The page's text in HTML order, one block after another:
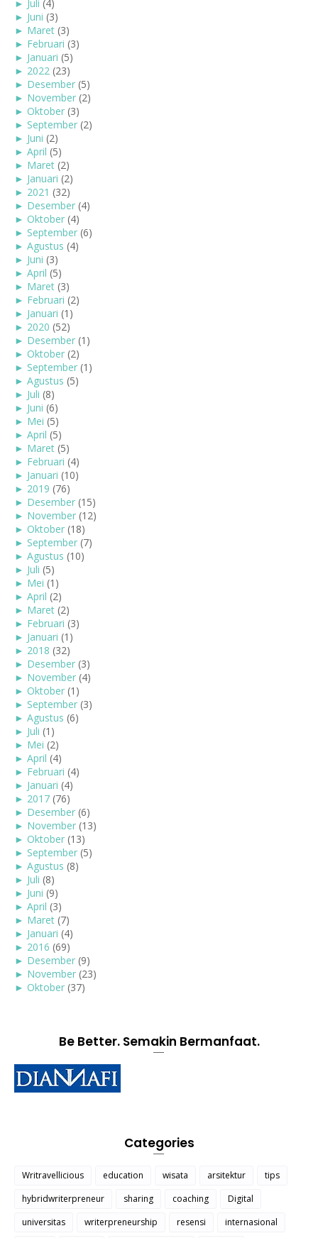
► Juli (4)
► Juni (3)
► Maret (3)
► Februari (3)
► Januari (5)
► 2022 (23)
► Desember (5)
► November (2)
► Oktober (3)
► September (2)
► Juni (2)
► April (5)
► Maret (2)
► Januari (2)
► 2021 (32)
► Desember (4)
► Oktober (4)
► September (6)
► Agustus (4)
► Juni (3)
► April (5)
► Maret (3)
► Februari (2)
► Januari (1)
► 2020 (52)
► Desember (1)
► Oktober (2)
► September (1)
► Agustus (5)
► Juli (8)
► Juni (6)
► Mei (5)
► April (5)
► Maret (5)
► Februari (4)
► Januari (10)
► 2019 (76)
► Desember (15)
► November (12)
► Oktober (18)
► September (7)
► Agustus (10)
► Juli (5)
► Mei (1)
► April (2)
► Maret (2)
► Februari (3)
► Januari (1)
► 2018 (32)
► Desember (3)
► November (4)
► Oktober (1)
► September (3)
► Agustus (6)
► Juli (1)
► Mei (2)
► April (4)
► Februari (4)
► Januari (4)
► 2017 (76)
► Desember (6)
► November (13)
► Oktober (13)
► September (5)
► Agustus (8)
► Juli (8)
► Juni (9)
► April (3)
► Maret (7)
► Januari (4)
► 2016 (69)
► Desember (9)
► November (23)
► Oktober (37)
Be Better. Semakin Bermanfaat.
Categories
Writravellicious education wisata arsitektur
tips
hybridwriterpreneur
sharing coaching
Digital
universitas
writerpreneurship resensi
internasional